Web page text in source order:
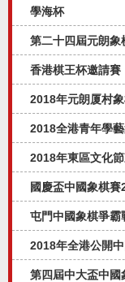
學海杯
第二十四屆元朗象
香港棋王杯邀請賽
2018年元朗厦村
2018全港青年學
2018年東區文化
國慶盃中國象棋賽
屯門中國象棋爭霸
2018年全港公開
第四屆中大盃中國